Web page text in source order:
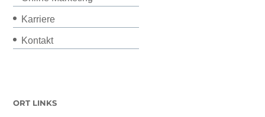
Karriere
Kontakt
ORT LINKS